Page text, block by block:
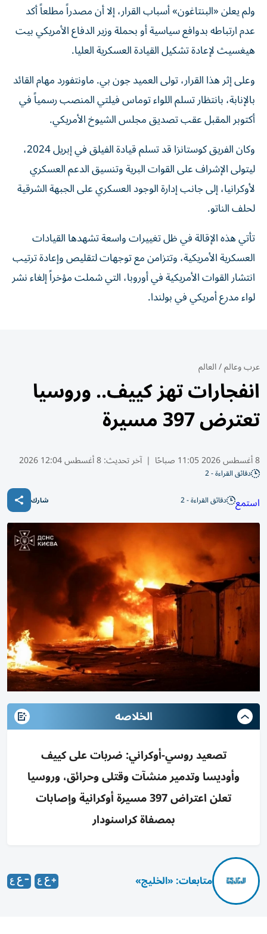
ولم يعلن «البنتاغون» أسباب القرار، إلا أن مصدراً مطلعاً أكد
عدم ارتباطه بدوافع سياسية أو بحملة وزير الدفاع الأمريكي بيت
هيغسيث لإعادة تشكيل القيادة العسكرية العليا.
وعلى إثر هذا القرار، تولى العميد جون بي. ماونتفورد مهام القائد
بالإنابة، بانتظار تسلم اللواء توماس فيلتي المنصب رسمياً في
أكتوبر المقبل عقب تصديق مجلس الشيوخ الأمريكي.
وكان الفريق كوستانزا قد تسلم قيادة الفيلق في إبريل 2024،
ليتولى الإشراف على القوات البرية وتنسيق الدعم العسكري
لأوكرانيا، إلى جانب إدارة الوجود العسكري على الجبهة الشرقية
لحلف الناتو.
تأتي هذه الإقالة في ظل تغييرات واسعة تشهدها القيادات
العسكرية الأمريكية، وتتزامن مع توجهات لتقليص وإعادة ترتيب
انتشار القوات الأمريكية في أوروبا، التي شملت مؤخراً إلغاء نشر
لواء مدرع أمريكي في بولندا.
عرب وعالم/العالم
انفجارات تهز كييف.. وروسيا
تعترض 397 مسيرة
8 أغسطس 2026 11:05 صباحًا | آخر تحديث:8 أغسطس 12:04 2026
دقائق القراءة - 2
استمع دقائق القراءة - 2 شارك
الخلاصه
تصعيد روسي-أوكراني: ضربات على كييف
وأوديسا وتدمير منشآت وقتلى وحرائق، وروسيا
تعلن اعتراض 397 مسيرة أوكرانية وإصابات
بمصفاة كراسنودار
متابعات: «الخليج»